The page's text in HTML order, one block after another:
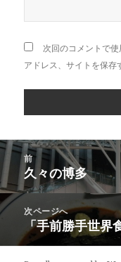
次回のコメントで
アドレス、サイトを保存
投
稿
ナ
ビ
ゲ
シ
前
前
の
投
稿:
久々の博多
次ページへ
次
の
投
「手前勝手世界